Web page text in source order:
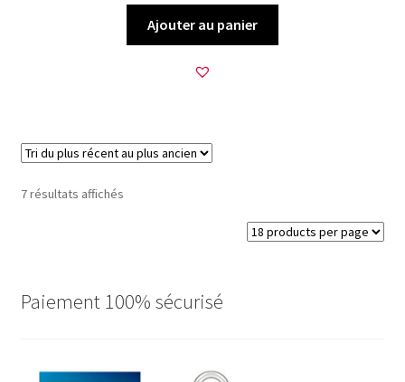
Ajouter au panier
7 résultats affichésTrié
plus
ancien
Paiement 100% sécurisé